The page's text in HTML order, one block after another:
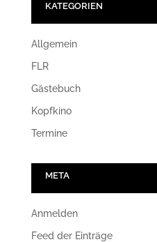
KATEGORIEN
Allgemein
FLR
Gästebuch
Kopfkino
Termine
META
Anmelden
Feed der Einträge